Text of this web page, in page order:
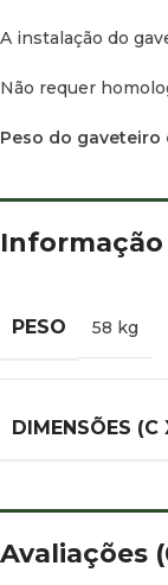
A instalação do
Não requer
Peso do gaveteiro
PESO 58 kg
DIMENSÕES (C
Avaliações